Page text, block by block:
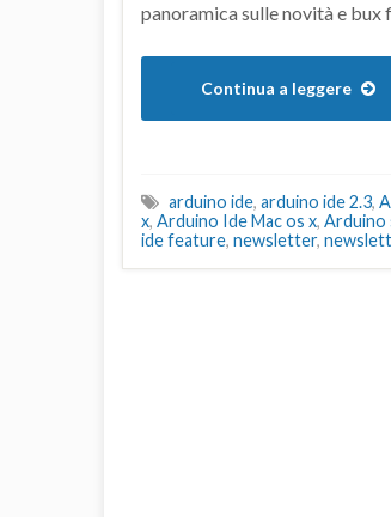
panoramica sulle novità e bux
Continua a leggere
arduino ide, arduino ide 2.3,
x, Arduino Ide Mac os x,
ide feature, newsletter,